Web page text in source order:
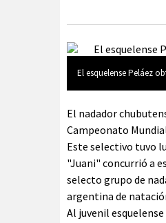
El esquelense Peláez
El nadador
Campeonato
Este selectivo tuvo
"Juani" concurrió a
selecto grupo de
argentina de
Al juvenil